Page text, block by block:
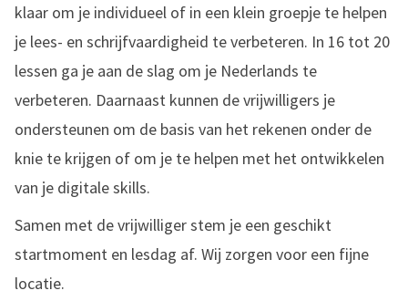
klaar om je individueel of in een klein groepje te helpen
je lees- en schrijfvaardigheid te verbeteren. In 16 tot 20
lessen ga je aan de slag om je Nederlands te
verbeteren. Daarnaast kunnen de vrijwilligers je
ondersteunen om de basis van het rekenen onder de
knie te krijgen of om je te helpen met het ontwikkelen
van je digitale skills.
Samen met de vrijwilliger stem je een geschikt
startmoment en lesdag af. Wij zorgen voor een fijne
locatie.